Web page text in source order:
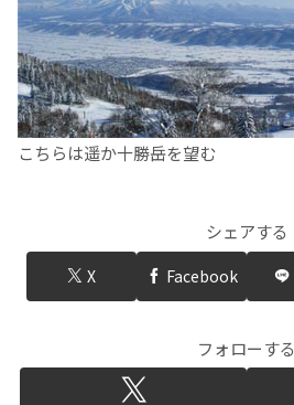
こちらは遥か十勝岳を望む
シェアする
X Facebook
フォローする